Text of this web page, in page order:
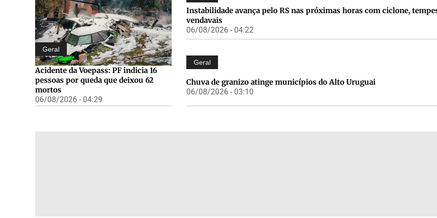
Geral
Acidente da Voepass: PF indicia 16
pessoas por queda que deixou 62
mortos
06/08/2026 - 04:29
Instabilidade avança pelo RS nas próximas horas com ciclone,
vendavais
06/08/2026 - 04:22
Geral
Chuva de granizo atinge municípios do Alto Uruguai
06/08/2026 - 03:10